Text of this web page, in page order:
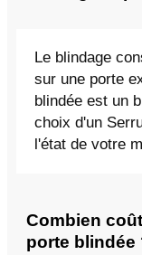
Le blindage
sur une porte
blindée est un
choix d'un
l'état de votre
Combien
porte blindée